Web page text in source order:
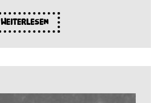
Weiterlesen